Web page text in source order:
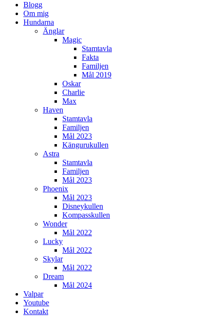
innehåll
Freestylehundar.se
Blogg
Om mig
Hundarna
Änglar
Magic
Stamtavla
Fakta
Familjen
Mål 2019
Oskar
Charlie
Max
Haven
Stamtavla
Familjen
Mål 2023
Kängurukullen
Astra
Stamtavla
Familjen
Mål 2023
Phoenix
Mål 2023
Disneykullen
Kompasskullen
Wonder
Mål 2022
Lucky
Mål 2022
Skylar
Mål 2022
Dream
Mål 2024
Valpar
Youtube
Kontakt